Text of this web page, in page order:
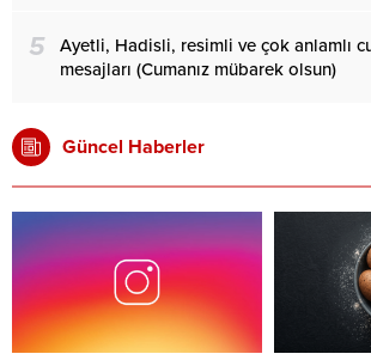
5
Ayetli, Hadisli, resimli ve çok anlamlı
mesajları (Cumanız mübarek olsun)
Güncel Haberler